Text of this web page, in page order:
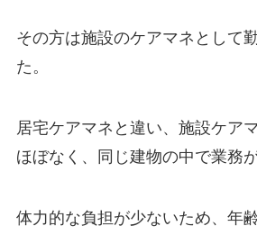
その方は施設のケアマネとして
た。
居宅ケアマネと違い、施設ケア
ほぼなく、同じ建物の中で業務
体力的な負担が少ないため、年